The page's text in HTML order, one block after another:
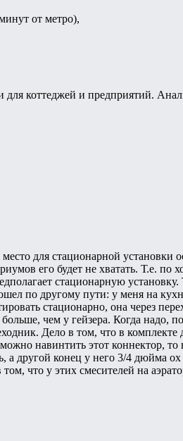
от метро),
для коттеджей и предприятий.
для стационарной
его будет не хватать. Т.е. по
стационарную
по другому пути: у меня на
стационарно, она через
чем у гейзера. Когда надо,
Дело в том, что в
навинтить этот коннектор,
а другой конец у него 3/4 дюйма
что у этих смесителей на